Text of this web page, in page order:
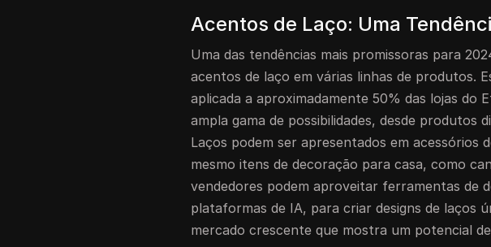
Acentos de Laço: Uma
Uma das tendências mais promissoras para
acentos de laço em várias linhas de produtos.
aplicada a aproximadamente 50% das lojas do
ampla gama de possibilidades, desde produtos
Laços podem ser apresentados em acessórios
mesmo itens de decoração para casa, como
vendedores podem aproveitar ferramentas de
plataformas de IA, para criar designs de laços
mercado crescente que mostra um potencial